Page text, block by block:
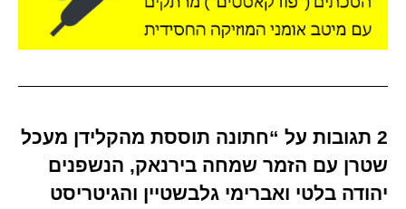
2 תגובות על “חתונה תוססת מהקלידן מעכל
שטרן עם הזמר שמחה בירנאק, הנשפנים
יהודה בלטי ואברימי גלבשטיין והגיטריסט